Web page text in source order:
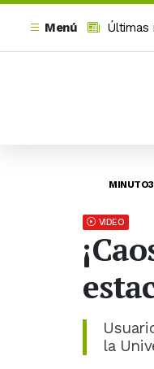
Menú
Últimas
VIDEO
la